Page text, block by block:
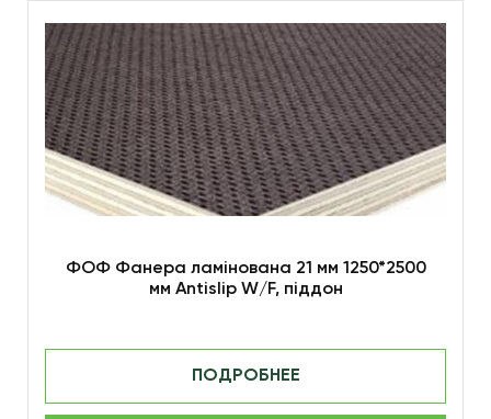
ФОФ Фанера ламінована 21 мм 1250*2500
мм Antislip W/F, піддон
ПОДРОБНЕЕ